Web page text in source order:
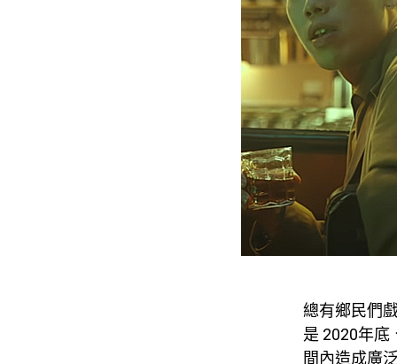
總有鄉民們
是 2020年底
間內造成廣